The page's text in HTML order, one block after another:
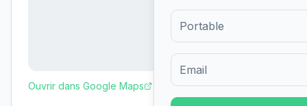
Ouvrir dans Google Maps Formulaire d'inscription pour